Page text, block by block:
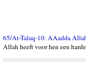
65/At-Talaq-10: AAadda
Allah heeft voor hen een